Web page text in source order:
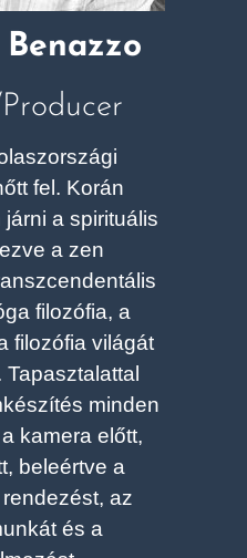
fel. Korán
a spirituális
a zen
filozófia, a
filozófia világát
minden
kamera előtt,
beleértve a
az
és a